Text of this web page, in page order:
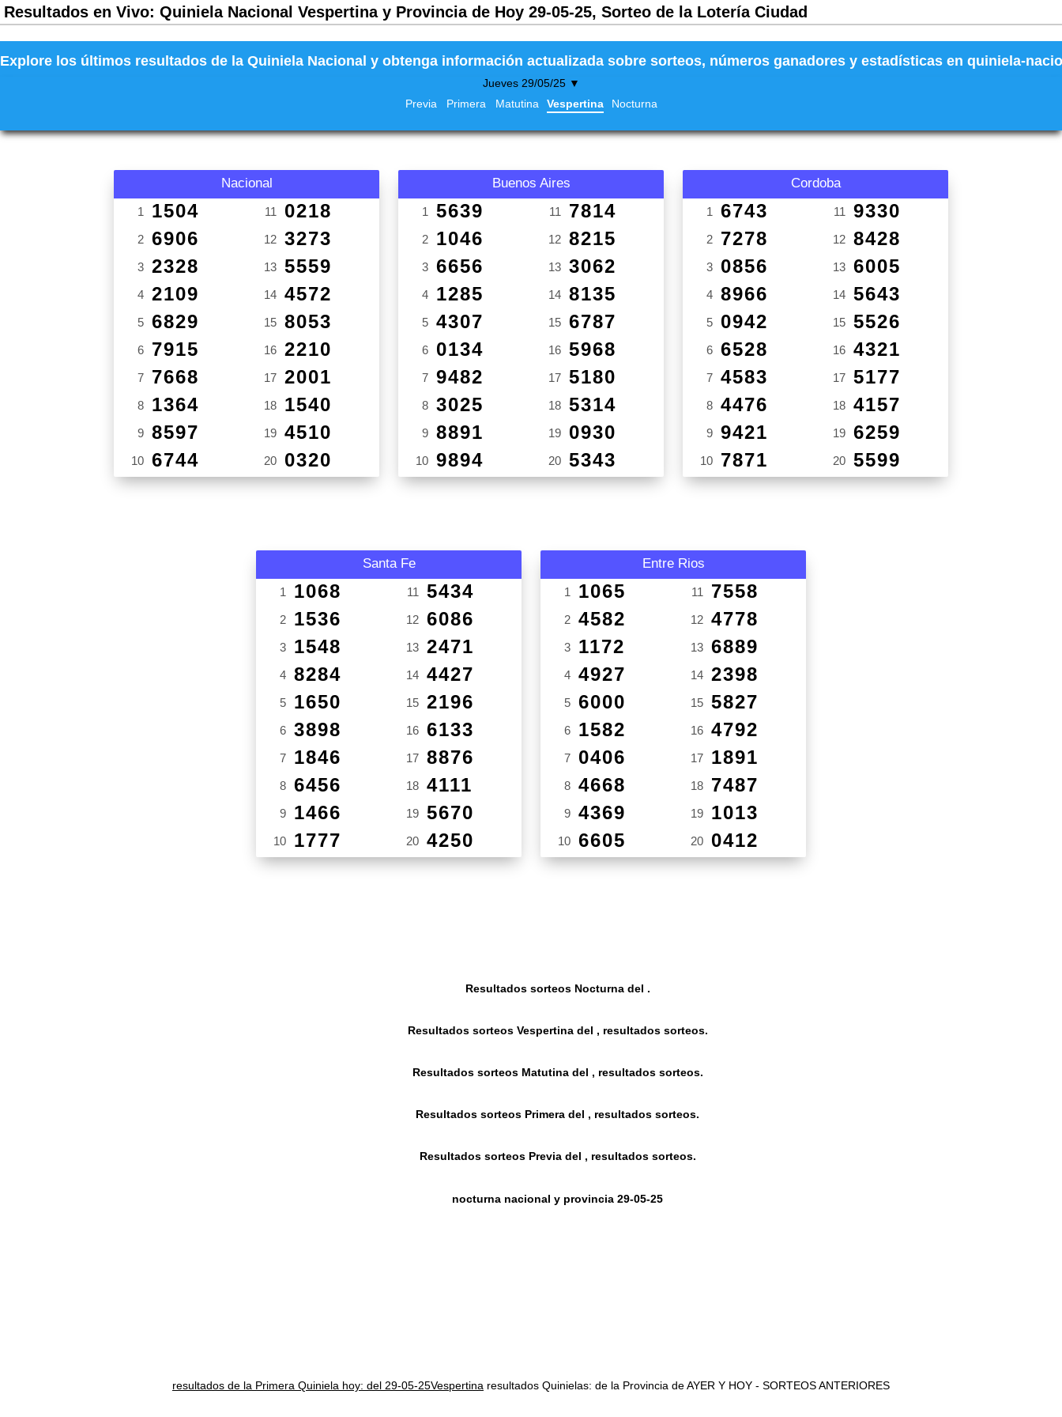
Resultados en Vivo: Quiniela Nacional Vespertina y Provincia de Hoy 29-05-25, Sorteo de la Lotería Ciudad
Explore los últimos resultados de la Quiniela Nacional y obtenga información actualizada sobre sorteos, números ganadores y estadísticas en quiniela-
Jueves 29/05/25 ▼
Previa
Primera Matutina Vespertina Nocturna
Nacional
1 1504
2 6906
3 2328
4 2109
5 6829
6 7915
7 7668
8 1364
9 8597
10 6744
11 0218
12 3273
13 5559
14 4572
15 8053
16 2210
17 2001
18 1540
19 4510
20 0320
Buenos Aires
1 5639
2 1046
3 6656
4 1285
5 4307
6 0134
7 9482
8 3025
9 8891
10 9894
11 7814
12 8215
13 3062
14 8135
15 6787
16 5968
17 5180
18 5314
19 0930
20 5343
Cordoba
1 6743
2 7278
3 0856
4 8966
5 0942
6 6528
7 4583
8 4476
9 9421
10 7871
11 9330
12 8428
13 6005
14 5643
15 5526
16 4321
17 5177
18 4157
19 6259
20 5599
Santa Fe
1 1068
2 1536
3 1548
4 8284
5 1650
6 3898
7 1846
8 6456
9 1466
10 1777
11 5434
12 6086
13 2471
14 4427
15 2196
16 6133
17 8876
18 4111
19 5670
20 4250
Entre Rios
1 1065
2 4582
3 1172
4 4927
5 6000
6 1582
7 0406
8 4668
9 4369
10 6605
11 7558
12 4778
13 6889
14 2398
15 5827
16 4792
17 1891
18 7487
19 1013
20 0412
Resultados sorteos Nocturna del .
Resultados sorteos Vespertina del , resultados sorteos.
Resultados sorteos Matutina del , resultados sorteos.
Resultados sorteos Primera del , resultados sorteos.
Resultados sorteos Previa del , resultados sorteos.
nocturna nacional y provincia 29-05-25
resultados de la Primera Quiniela hoy: del 29-05-25Vespertina resultados Quinielas: de la Provincia de AYER Y HOY - SORTEOS ANTERIORES